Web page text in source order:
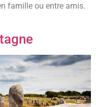
famille ou entre amis.